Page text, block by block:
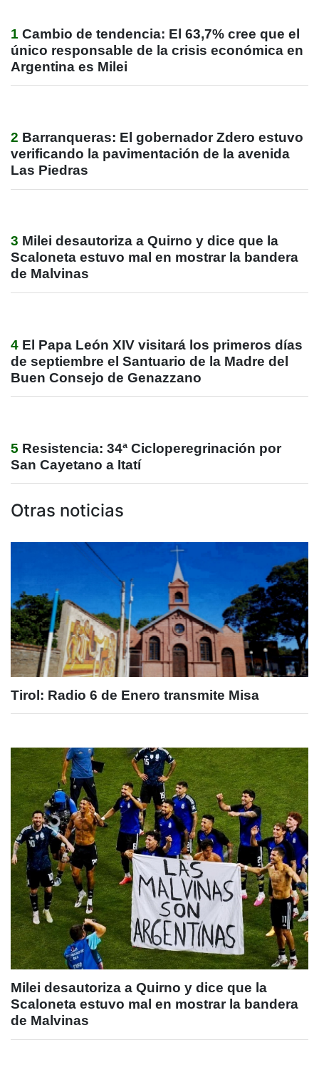
1 Cambio de tendencia: El 63,7% cree que el
único responsable de la crisis económica en
Argentina es Milei
2 Barranqueras: El gobernador Zdero estuvo
verificando la pavimentación de la avenida
Las Piedras
3 Milei desautoriza a Quirno y dice que la
Scaloneta estuvo mal en mostrar la bandera
de Malvinas
4 El Papa León XIV visitará los primeros días
de septiembre el Santuario de la Madre del
Buen Consejo de Genazzano
5 Resistencia: 34ª Cicloperegrinación por
San Cayetano a Itatí
Otras noticias
Tirol: Radio 6 de Enero transmite Misa
Milei desautoriza a Quirno y dice que la
Scaloneta estuvo mal en mostrar la bandera
de Malvinas